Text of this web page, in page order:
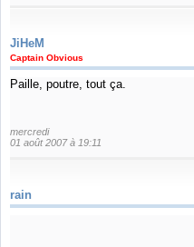
JiHeM
Captain Obvious
Paille, poutre, tout ça.
mercredi
01 août 2007 à 19:11
rain